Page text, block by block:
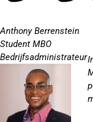
Anthony Berrenstein
Student MBO
Bedrijfsadministrateur